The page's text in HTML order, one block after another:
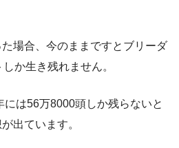
場合、今のままですとブリーダ
か生き残れません。
は56万8000頭しか残らないと
出ています。